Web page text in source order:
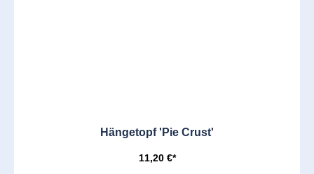
Hängetopf 'Pie Crust'
11,20 €*